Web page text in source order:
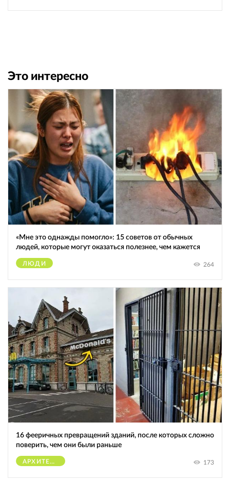
Это интересно
«Мне это однажды помогло»: 15 советов от обычных
людей, которые могут оказаться полезнее, чем кажется
ЛЮДИ 264
16 фееричных превращений зданий, после которых сложно
поверить, чем они были раньше
АРХИТЕКТУРА 173